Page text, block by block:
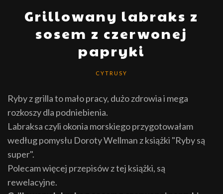
Grillowany labraks z
sosem z czerwonej
papryki
CYTRUSY
Ryby z grilla to mało pracy, dużo zdrowia i mega
rozkoszy dla podniebienia.
Labraksa czyli okonia morskiego przygotowałam
według pomysłu Doroty Wellman z książki "Ryby są
super".
Polecam więcej przepisów z tej książki, są
rewelacyjne.